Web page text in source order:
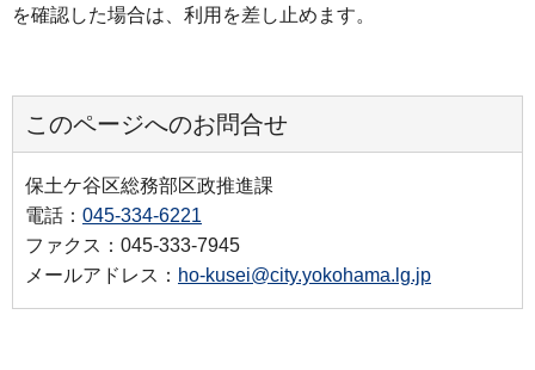
を確認した場合は、利用を差し止めます。
このページへのお問合せ
保土ケ谷区総務部区政推進課
電話： 045-334-6221
ファクス：045-333-7945
メールアドレス： ho-kusei@city.yokohama.lg.jp